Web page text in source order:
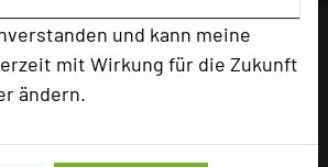
und kann meine
mit Wirkung für die Zukunft
ändern.